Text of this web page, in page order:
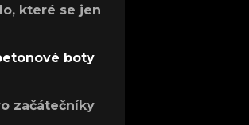
které se jen
boty
začátečníky